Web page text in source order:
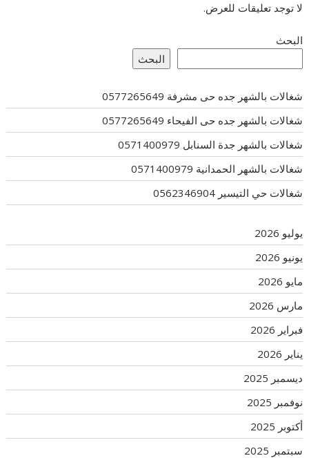
لا توجد تعليقات للعرض.
البحث
البحث
شغالات بالشهر جده حى مشرفة 0577265649
شغالات بالشهر جده حى الفيحاء 0577265649
شغالات بالشهر جدة السنابل 0571400979
شغالات بالشهر الحمدانية 0571400979
شغالات حي التيسير 0562346904
يوليو 2026
يونيو 2026
مايو 2026
مارس 2026
فبراير 2026
يناير 2026
ديسمبر 2025
نوفمبر 2025
أكتوبر 2025
سبتمبر 2025